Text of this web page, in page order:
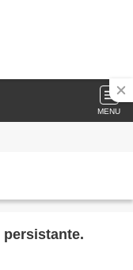
MENU
persistante.